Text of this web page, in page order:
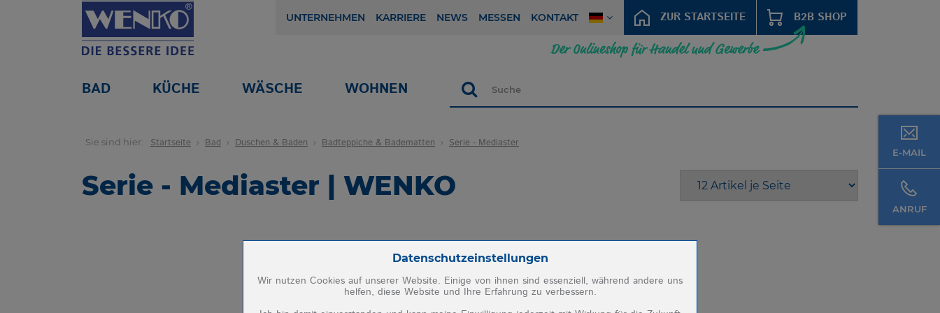
E-MAIL
ANRUF
UNTERNEHMEN KARRIERE NEWS MESSEN KONTAKT ZUR STARTSEITE B2B SHOP
BAD KÜCHE WÄSCHE WOHNEN Suche
Sie sind hier: Startseite Bad Duschen & Baden Badteppiche & Badematten Serie - Mediaster
Serie - Mediaster | WENKO
Zum Betrieb der Seite notwendige Cookies:
Datenschutzeinstellungen
Wir nutzen Cookies auf unserer Website. Einige von ihnen sind essenziell, während andere uns
helfen, diese Website und Ihre Erfahrung zu verbessern.